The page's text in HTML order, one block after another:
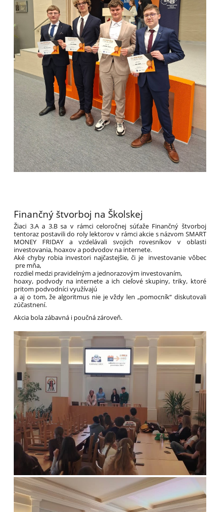
Finančný štvorboj na Školskej
Žiaci 3.A a 3.B sa v rámci celoročnej súťaže Finančný štvorboj
tentoraz postavili do roly lektorov v rámci akcie s názvom SMART
MONEY FRIDAY a vzdelávali svojich rovesníkov v oblasti
investovania, hoaxov a podvodov na internete.
Aké chyby robia investori najčastejšie, či je investovanie vôbec
pre mňa,
rozdiel medzi pravidelným a jednorazovým investovaním,
hoaxy, podvody na internete a ich cieľové skupiny, triky, ktoré
pritom podvodníci využívajú
a aj o tom, že algoritmus nie je vždy len „pomocník“ diskutovali
zúčastnení.
Akcia bola zábavná i poučná zároveň.